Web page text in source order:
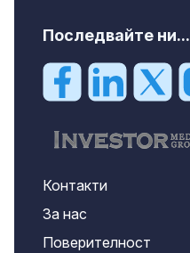
Последвайте ни...
Контакти
За нас
Поверителност